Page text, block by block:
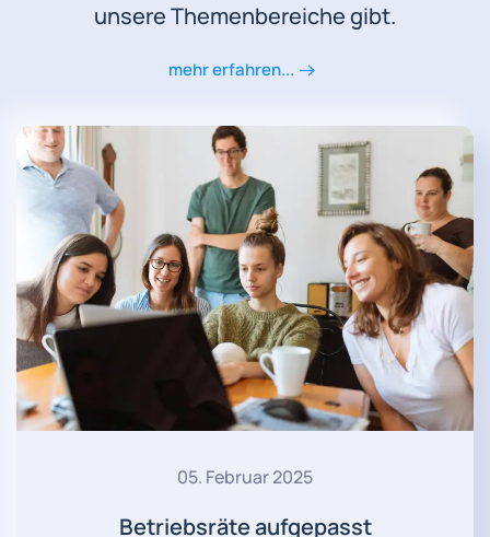
unsere Themenbereiche gibt.
mehr erfahren...
05. Februar 2025
Betriebsräte aufgepasst